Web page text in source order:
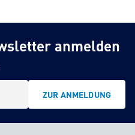
anmelden
ZUR ANMELDUNG